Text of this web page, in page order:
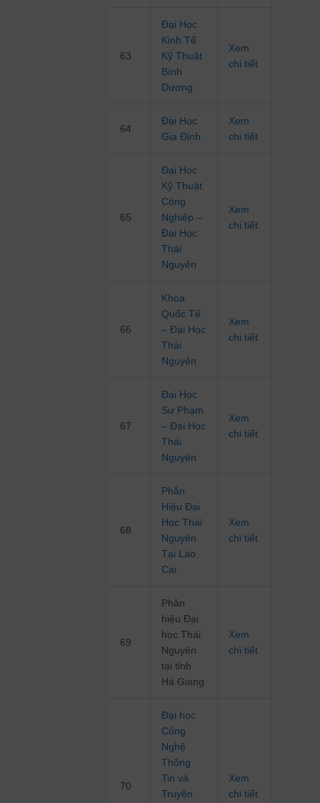
63
Đại Học
Kinh Tế
Kỹ Thuật
Bình
Dương
Xem
chi tiết
64
Đại Học
Gia Định
Xem
chi tiết
65
Đại Học
Kỹ Thuật
Công
Nghiệp –
Đại Học
Thái
Nguyên
Xem
chi tiết
66
Khoa
Quốc Tế
– Đại Học
Thái
Nguyên
Xem
chi tiết
67
Đại Học
Sư Phạm
– Đại Học
Thái
Nguyên
Xem
chi tiết
68
Phân
Hiệu Đại
Học Thái
Nguyên
Tại Lào
Cai
Xem
chi tiết
69
Phân
hiệu Đại
học Thái
Nguyên
tại tỉnh
Hà Giang
Xem
chi tiết
70
Đại học
Công
Nghệ
Thông
Tin và
Truyền
Xem
chi tiết